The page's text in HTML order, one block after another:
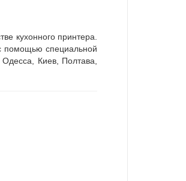
кухонного принтера.
помощью специальной
Киев, Полтава,